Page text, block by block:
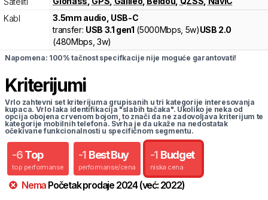
Kabl
3.5mm audio, USB-C
transfer: USB 3.1 gen1 (5000Mbps, 5w)USB 2.0
(480Mbps, 3w)
Napomena: 100% tačnost specifkacije nije moguće garantovati!
Kriterijumi
Vrlo zahtevni set kriterijuma grupisanih u tri kategorije interesovanja
kupaca. Vrlo laka identifikacija "slabih tačaka". Ukoliko je neka od
opcija obojena crvenom bojom, to znači da ne zadovoljava kriterijum te
kategorije mobilnih telefona. Svrha je da ukaže na nedostatak
očekivane funkcionalnosti u specifičnom segmentu.
-6 Top
top performanse
-1 Best Buy
performanse/cena
-1 Budget
niska cena
Nema Početak prodaje 2024(već: 2022)